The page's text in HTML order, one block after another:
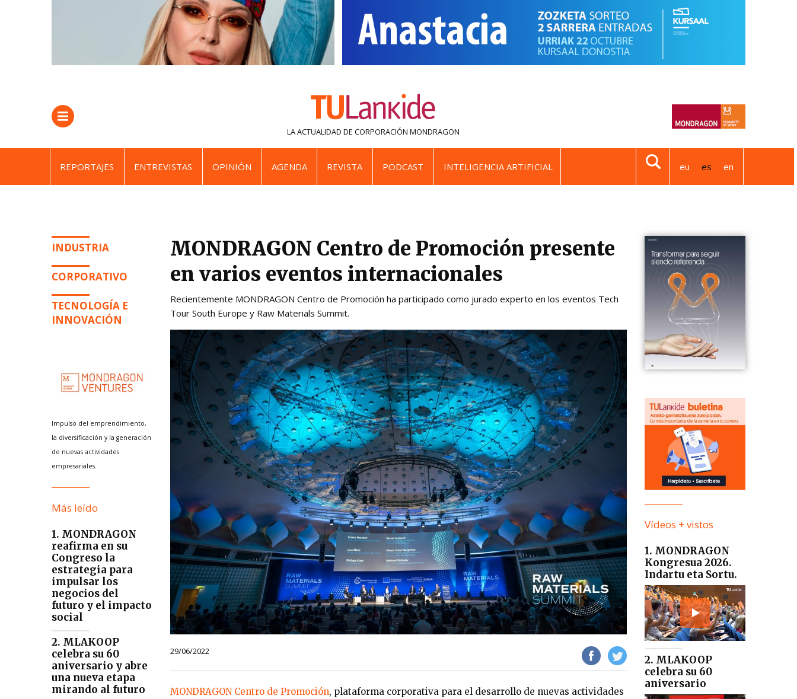
LA ACTUALIDAD DE CORPORACIÓN MONDRAGON
REPORTAJES ENTREVISTAS OPINIÓN AGENDA REVISTA PODCAST INTELIGENCIA ARTIFICIAL eu es en
INDUSTRIA
CORPORATIVO
TECNOLOGÍA E
INNOVACIÓN
Impulso del emprendimiento,
la diversificación y la generación
de nuevas actividades
empresariales.
Más leído
1. MONDRAGON
reafirma en su
Congreso la
estrategia para
impulsar los
negocios del
futuro y el impacto
social
2. MLAKOOP
celebra su 60
aniversario y abre
una nueva etapa
mirando al futuro
MONDRAGON Centro de Promoción presente
en varios eventos internacionales
Recientemente MONDRAGON Centro de Promoción ha participado como jurado experto en los eventos Tech
Tour South Europe y Raw Materials Summit.
29/06/2022
MONDRAGON Centro de Promoción, plataforma corporativa para el desarrollo de nuevas actividades
Vídeos + vistos
1. MONDRAGON
Kongresua 2026.
Indartu eta Sortu.
2. MLAKOOP
celebra su 60
aniversario